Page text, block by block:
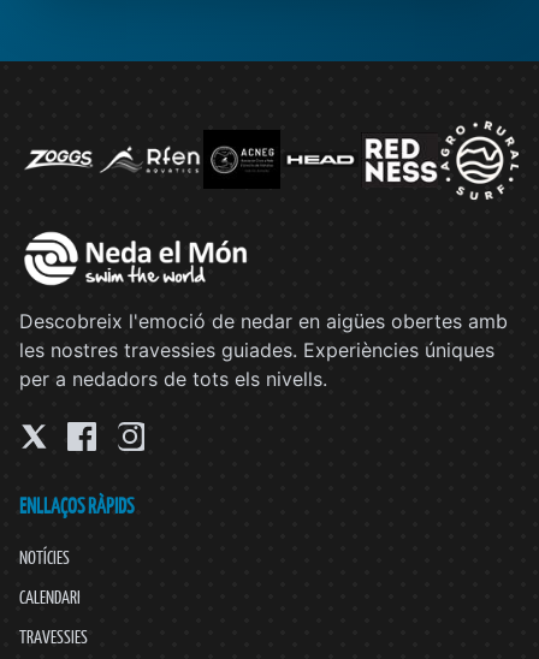
Descobreix l'emoció de nedar en aigües obertes amb
les nostres travessies guiades. Experiències úniques
per a nedadors de tots els nivells.
ENLLAÇOS RÀPIDS
NOTÍCIES
CALENDARI
TRAVESSIES